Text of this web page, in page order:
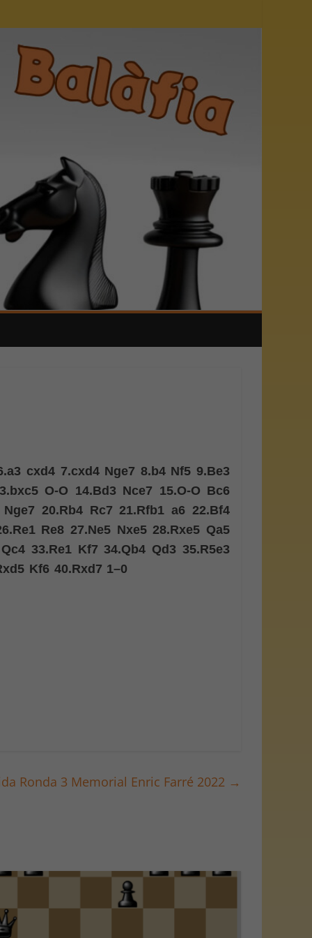
a3 cxd4 7.cxd4 Nge7 8.b4 Nf5 9.Be3
bxc5 O-O 14.Bd3 Nce7 15.O-O Bc6
Nge7 20.Rb4 Rc7 21.Rfb1 a6 22.Bf4
Re1 Re8 27.Ne5 Nxe5 28.Rxe5 Qa5
Qc4 33.Re1 Kf7 34.Qb4 Qd3 35.R5e3
Kf6 40.Rxd7 1–0
Ronda 3 Memorial Enric Farré 2022 →